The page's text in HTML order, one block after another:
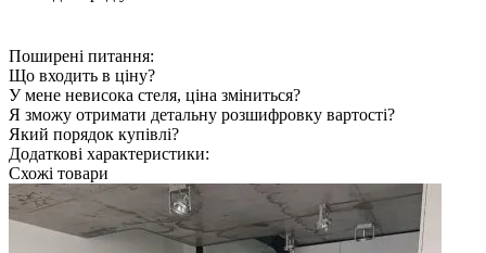
Поширені питання:
Що входить в ціну?
У мене невисока стеля, ціна зміниться?
Я зможу отримати детальну розшифровку вартості?
Який порядок купівлі?
Додаткові характеристики:
Схожі товари